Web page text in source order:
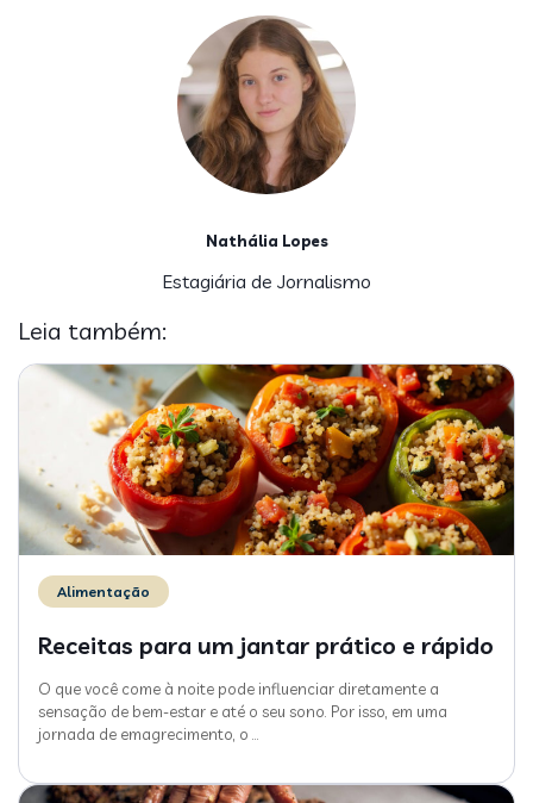
Nathália Lopes
Estagiária de Jornalismo
Leia também:
Alimentação
Receitas para um jantar prático e rápido
O que você come à noite pode influenciar diretamente a
sensação de bem-estar e até o seu sono. Por isso, em uma
jornada de emagrecimento, o …